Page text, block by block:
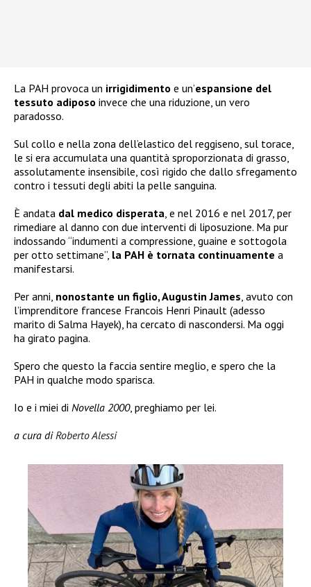
La PAH provoca un irrigidimento e un’espansione del
tessuto adiposo invece che una riduzione, un vero
paradosso.
Sul collo e nella zona dell’elastico del reggiseno, sul torace,
le si era accumulata una quantità sproporzionata di grasso,
assolutamente insensibile, così rigido che dallo sfregamento
contro i tessuti degli abiti la pelle sanguina.
È andata dal medico disperata , e nel 2016 e nel 2017, per
rimediare al danno con due interventi di liposuzione. Ma pur
indossando “indumenti a compressione, guaine e sottogola
per otto settimane”, la PAH è tornata continuamente a
manifestarsi.
Per anni, nonostante un figlio, Augustin James , avuto con
l’imprenditore francese Francois Henri Pinault (adesso
marito di Salma Hayek), ha cercato di nascondersi. Ma oggi
ha girato pagina.
Spero che questo la faccia sentire meglio, e spero che la
PAH in qualche modo sparisca.
Io e i miei di Novella 2000, preghiamo per lei.
a cura di Roberto Alessi